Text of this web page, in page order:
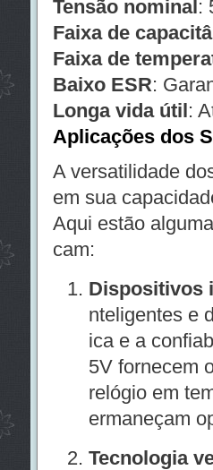
Tensão nominal :
Faixa de
Faixa de
Baixo ESR:
Longa vida útil:
Aplicações dos
A versatilidade
em sua
Aqui estão
cam:
Dispositivos
nteligentes e
ica e a
5V fornecem
relógio em
ermaneçam
Tecnologia